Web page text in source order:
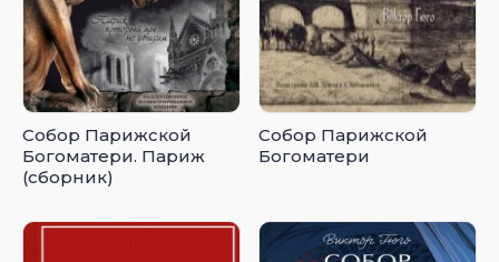
Собор Парижской
Богоматери. Париж
(сборник)
Собор Парижской
Богоматери